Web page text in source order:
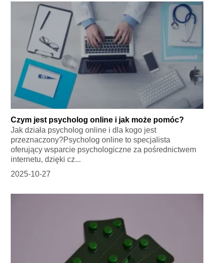
Czym jest psycholog online i jak może pomóc?
Jak działa psycholog online i dla kogo jest
przeznaczony?Psycholog online to specjalista
oferujący wsparcie psychologiczne za pośrednictwem
internetu, dzięki cz...
2025-10-27